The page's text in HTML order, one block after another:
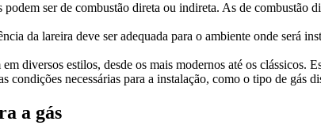
podem ser de combustão direta ou indireta. As de combustão
da lareira deve ser adequada para o ambiente onde será
diversos estilos, desde os mais modernos até os clássicos.
condições necessárias para a instalação, como o tipo de gás
a gás